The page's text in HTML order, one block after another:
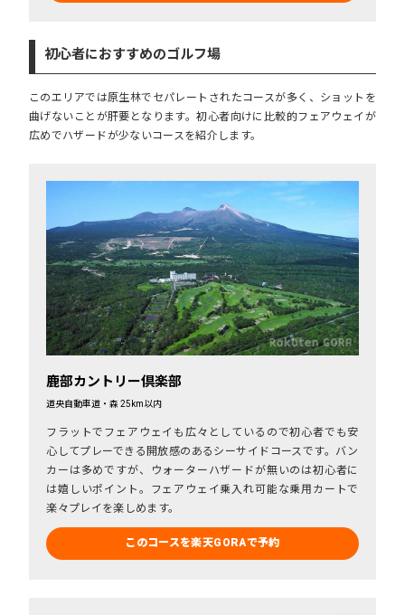
初心者におすすめのゴルフ場
このエリアでは原生林でセパレートされたコースが多く、ショットを
曲げないことが肝要となります。初心者向けに比較的フェアウェイが
広めでハザードが少ないコースを紹介します。
鹿部カントリー倶楽部
道央自動車道・森 25km以内
フラットでフェアウェイも広々としているので初心者でも安
心してプレーできる開放感のあるシーサイドコースです。バン
カーは多めですが、ウォーターハザードが無いのは初心者に
は嬉しいポイント。フェアウェイ乗入れ可能な乗用カートで
楽々プレイを楽しめます。
このコースを楽天GORAで予約